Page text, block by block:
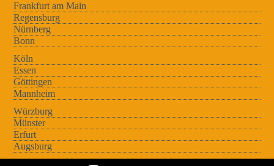
Frankfurt am Main
Regensburg
Nürnberg
Bonn
Köln
Essen
Göttingen
Mannheim
Würzburg
Münster
Erfurt
Augsburg